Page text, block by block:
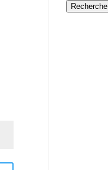
pour :
Recherche